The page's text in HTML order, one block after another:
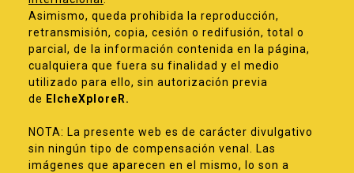
Asimismo, queda prohibida la reproducción,
retransmisión, copia, cesión o redifusión, total o
parcial, de la información contenida en la página,
cualquiera que fuera su finalidad y el medio
utilizado para ello, sin autorización previa
de ElcheXploreR.
NOTA: La presente web es de carácter divulgativo
sin ningún tipo de compensación venal. Las
imágenes que aparecen en el mismo, lo son a